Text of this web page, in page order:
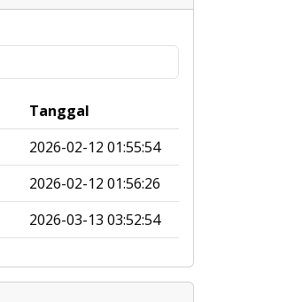
Tanggal
2026-02-12 01:55:54
2026-02-12 01:56:26
2026-03-13 03:52:54